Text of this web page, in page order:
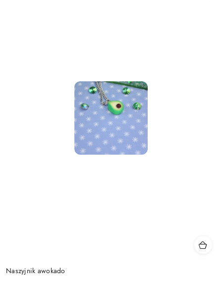
Naszyjnik awokado